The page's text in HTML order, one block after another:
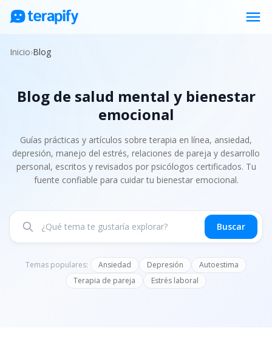
menu
Psicólogos en línea
Opiniones
Preguntas frecuentes
Blog
Trabaja con nosotros
Inicio›Blog
Blog de salud mental y bienestar
emocional
Guías prácticas y artículos sobre terapia en línea, ansiedad,
depresión, manejo del estrés, relaciones de pareja y desarrollo
personal, escritos y revisados por psicólogos certificados. Tu
fuente confiable para cuidar tu bienestar emocional.
Buscar
Temas populares: Ansiedad Depresión
Autoestima
Terapia de pareja
Estrés laboral